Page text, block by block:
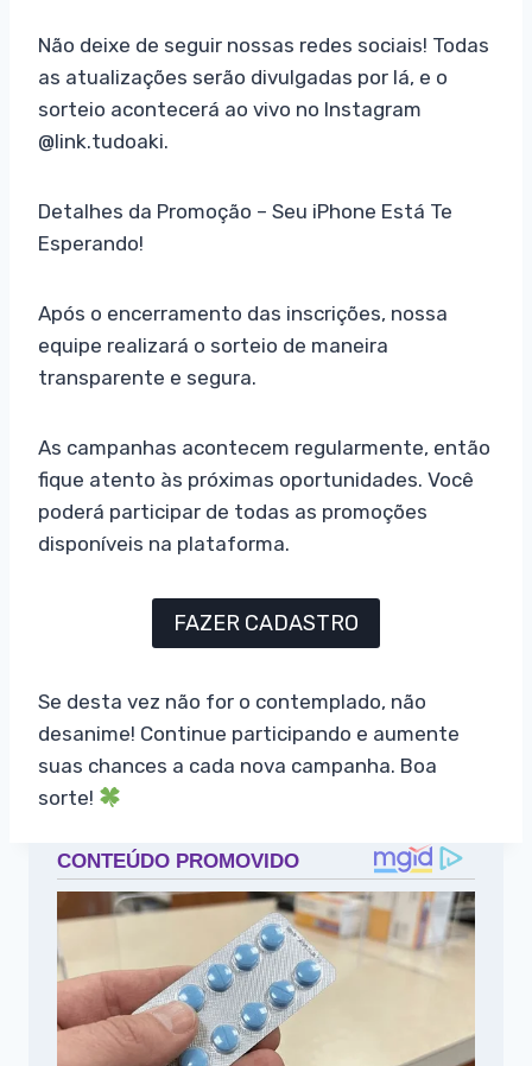
Não deixe de seguir nossas redes sociais! Todas
as atualizações serão divulgadas por lá, e o
sorteio acontecerá ao vivo no Instagram
@link.tudoaki.
Detalhes da Promoção – Seu iPhone Está Te
Esperando!
Após o encerramento das inscrições, nossa
equipe realizará o sorteio de maneira
transparente e segura.
As campanhas acontecem regularmente, então
fique atento às próximas oportunidades. Você
poderá participar de todas as promoções
disponíveis na plataforma.
FAZER CADASTRO
Se desta vez não for o contemplado, não
desanime! Continue participando e aumente
suas chances a cada nova campanha. Boa
sorte!